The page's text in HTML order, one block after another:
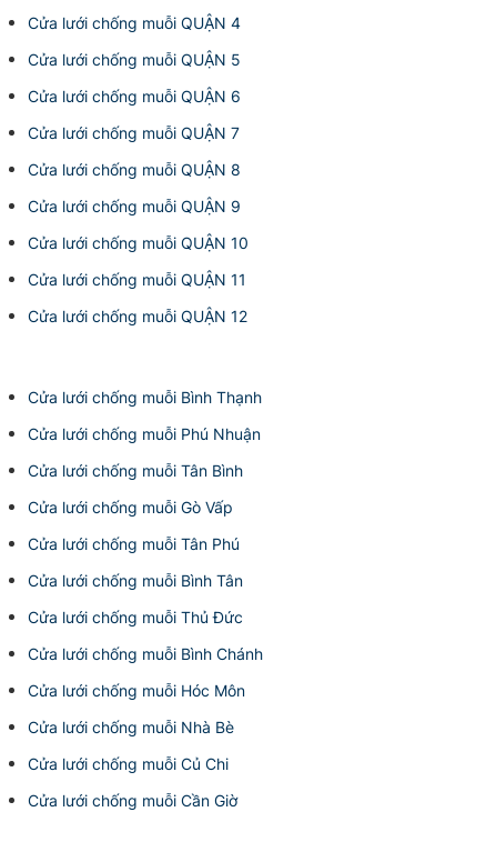
Cửa lưới chống muỗi QUẬN 4
Cửa lưới chống muỗi QUẬN 5
Cửa lưới chống muỗi QUẬN 6
Cửa lưới chống muỗi QUẬN 7
Cửa lưới chống muỗi QUẬN 8
Cửa lưới chống muỗi QUẬN 9
Cửa lưới chống muỗi QUẬN 10
Cửa lưới chống muỗi QUẬN 11
Cửa lưới chống muỗi QUẬN 12
Cửa lưới chống muỗi Bình Thạnh
Cửa lưới chống muỗi Phú Nhuận
Cửa lưới chống muỗi Tân Bình
Cửa lưới chống muỗi Gò Vấp
Cửa lưới chống muỗi Tân Phú
Cửa lưới chống muỗi Bình Tân
Cửa lưới chống muỗi Thủ Đức
Cửa lưới chống muỗi Bình Chánh
Cửa lưới chống muỗi Hóc Môn
Cửa lưới chống muỗi Nhà Bè
Cửa lưới chống muỗi Củ Chi
Cửa lưới chống muỗi Cần Giờ